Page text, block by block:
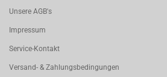
Unsere AGB's
Impressum
Service-Kontakt
Versand- & Zahlungsbedingungen